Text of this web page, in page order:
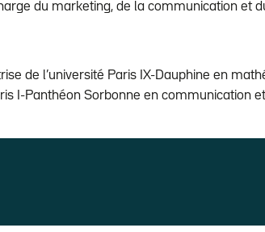
du marketing, de la communication et
de l’université Paris IX-Dauphine en
I-Panthéon Sorbonne en communication